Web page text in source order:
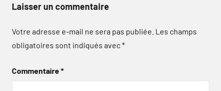
Laisser un commentaire
Votre adresse e-mail ne sera pas publiée. Les champs
obligatoires sont indiqués avec*
Commentaire*